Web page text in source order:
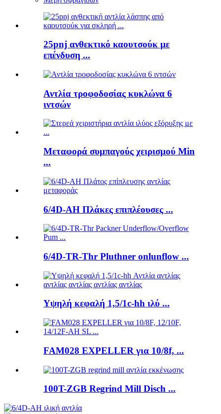
25pnj ανθεκτικό καουτσούκ με
επένδυση ...
Αντλία τροφοδοσίας κυκλώνα 6
ιντσών
Μεταφορά συμπαγούς χειρισμού Min
...
6/4D-AH Πλάκες επιπλέουσες ...
6/4D-TR-Thr Pluthner onlunflow ...
Υψηλή κεφαλή 1,5/1c-hh ιλύ ...
FAM028 EXPELLER για 10/8f, ...
100T-ZGB Regrind Mill Disch ...